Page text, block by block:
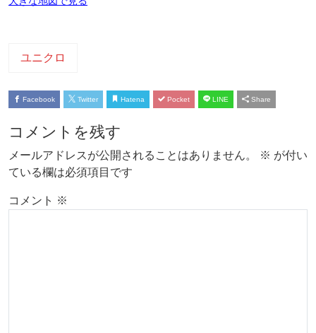
ユニクロ
Facebook Twitter Hatena Pocket LINE Share
コメントを残す
メールアドレスが公開されることはありません。 ※ が付い
ている欄は必須項目です
コメント ※